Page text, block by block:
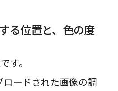
る位置と、色の度
す。
ードされた画像の調